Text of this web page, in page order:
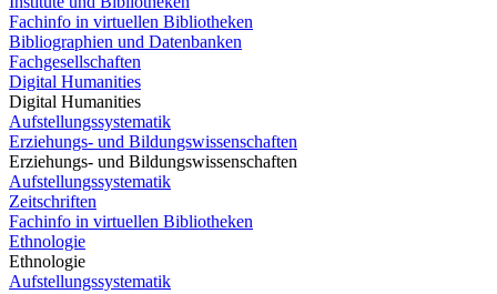
Fachinfo in virtuellen Bibliotheken
Bibliographien und Datenbanken
Fachgesellschaften
Digital Humanities
Digital Humanities
Aufstellungssystematik
Erziehungs- und Bildungswissenschaften
Erziehungs- und Bildungswissenschaften
Aufstellungssystematik
Zeitschriften
Fachinfo in virtuellen Bibliotheken
Ethnologie
Ethnologie
Aufstellungssystematik